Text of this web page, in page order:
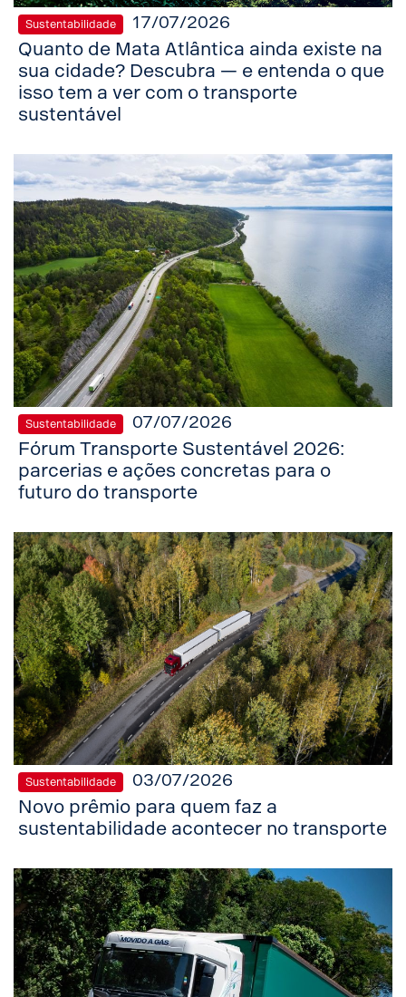
Sustentabilidade 17/07/2026
Quanto de Mata Atlântica ainda existe na
sua cidade? Descubra — e entenda o que
isso tem a ver com o transporte
sustentável
Sustentabilidade 07/07/2026
Fórum Transporte Sustentável 2026:
parcerias e ações concretas para o
futuro do transporte
Sustentabilidade 03/07/2026
Novo prêmio para quem faz a
sustentabilidade acontecer no transporte